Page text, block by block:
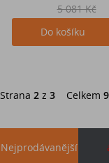
5 081 Kč
Do košíku
Strana 2 z 3 Celkem
Nejprodávanější